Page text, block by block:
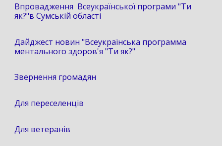
Впровадження Всеукраїнської програми "Ти
як?"в Сумській області
Дайджест новин "Всеукраїнська программа
ментального здоров'я "Ти як?"
Звернення громадян
Для переселенців
Для ветеранів